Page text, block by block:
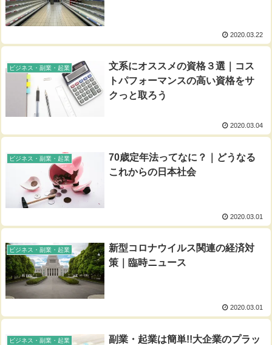
2020.03.22
ビジネス・副業・起業
文系にオススメの資格３選｜コス
トパフォーマンスの高い資格をサ
クっと取ろう
2020.03.04
ビジネス・副業・起業
70歳定年法ってなに？｜どうなる
これからの日本社会
2020.03.01
ビジネス・副業・起業
新型コロナウイルス関連の経済対
策｜臨時ニュース
2020.03.01
ビジネス・副業・起業
副業・起業は簡単!!大企業のプラッ